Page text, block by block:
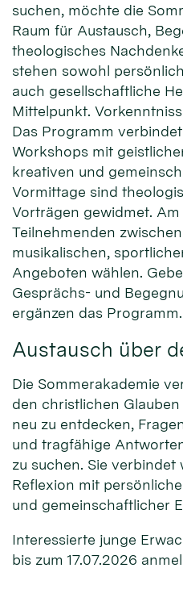
suchen, möchte die
Raum für Austausch,
theologisches
stehen sowohl
auch gesellschaftliche
Mittelpunkt.
Das Programm
Workshops mit
kreativen und
Vormittage sind
Vorträgen gewidmet.
Teilnehmenden
musikalischen,
Angeboten wählen.
Gesprächs- und
ergänzen das Programm.
Austausch über
Die Sommerakademie
den christlichen
neu zu entdecken,
und tragfähige
zu suchen. Sie verbindet
Reflexion mit
und gemeinschaftlicher
Interessierte junge
bis zum 17.07.2026